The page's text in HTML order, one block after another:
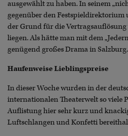
ausgewählt zu haben. In seinem
gegenüber den
der Grund für die
liegen. Als hätte man mit dem
genügend großes Drama in Salzburg.
Haufenweise Lieblingspreise
In dieser Woche wurden in der
internationalen Theaterwelt so viele
Auflistung hier sehr kurz und
Luftschlangen und Konfetti